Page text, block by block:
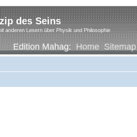
des Seins
anderen Lesern über Physik und Philosophie
Edition Mahag:Home Sitemap